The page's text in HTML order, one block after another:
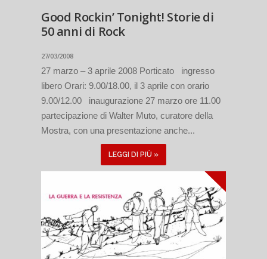
Good Rockin’ Tonight! Storie di
50 anni di Rock
27/03/2008
27 marzo – 3 aprile 2008 Porticato ingresso
libero Orari: 9.00/18.00, il 3 aprile con orario
9.00/12.00 inaugurazione 27 marzo ore 11.00
partecipazione di Walter Muto, curatore della
Mostra, con una presentazione anche...
LEGGI DI PIÙ »